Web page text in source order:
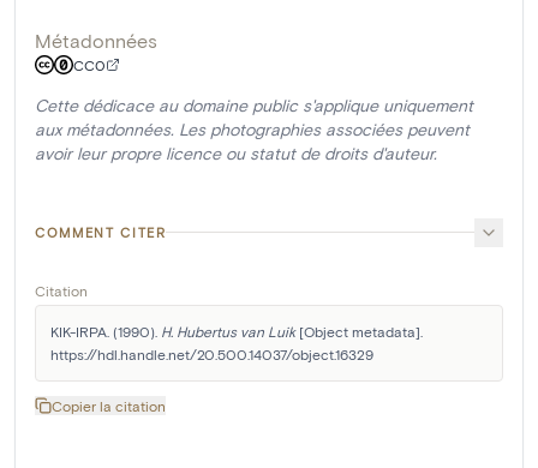
Métadonnées
CC0
Cette dédicace au domaine public s'applique uniquement
aux métadonnées. Les photographies associées peuvent
avoir leur propre licence ou statut de droits d'auteur.
COMMENT CITER
Citation
KIK-IRPA. (1990). H. Hubertus van Luik [Object metadata].
https://hdl.handle.net/20.500.14037/object.16329
Copier la citation